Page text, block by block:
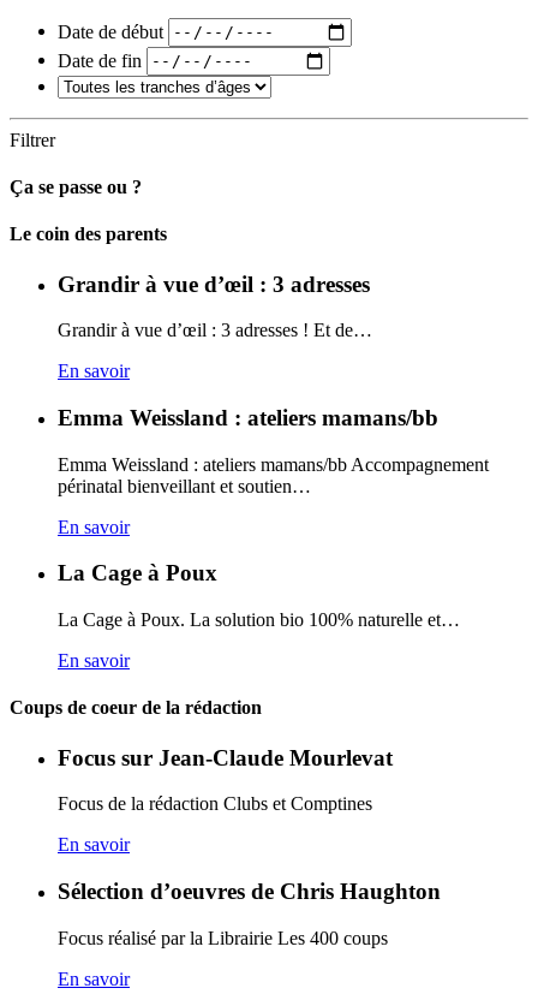
Date de début
Date de fin
Filtrer
Ça se passe ou ?
Carto
Le coin des parents
Grandir à vue d’œil : 3 adresses
Grandir à vue d’œil : 3 adresses ! Et de…
En savoir
Emma Weissland : ateliers mamans/bb
Emma Weissland : ateliers mamans/bb Accompagnement
périnatal bienveillant et soutien…
En savoir
La Cage à Poux
La Cage à Poux. La solution bio 100% naturelle et…
En savoir
Coups de coeur de la rédaction
Focus sur Jean-Claude Mourlevat
Focus de la rédaction Clubs et Comptines
En savoir
Sélection d’oeuvres de Chris Haughton
Focus réalisé par la Librairie Les 400 coups
En savoir